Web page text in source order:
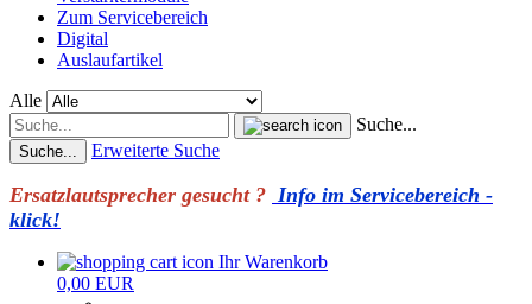
Zum Servicebereich
Digital
Auslaufartikel
Alle
Suche...
Suche... Erweiterte Suche
Ersatzlautsprecher gesucht ? Info im Servicebereich -
klick!
Ihr Warenkorb
0,00 EUR